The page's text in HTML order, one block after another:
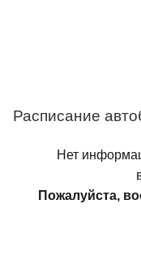
Расписание
Нет
Пожалуйста,